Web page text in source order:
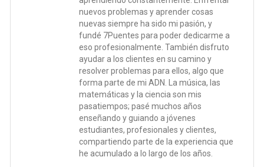
nuevos problemas y aprender cosas
nuevas siempre ha sido mi pasión, y
fundé 7Puentes para poder dedicarme a
eso profesionalmente. También disfruto
ayudar a los clientes en su camino y
resolver problemas para ellos, algo que
forma parte de mi ADN. La música, las
matemáticas y la ciencia son mis
pasatiempos; pasé muchos años
enseñando y guiando a jóvenes
estudiantes, profesionales y clientes,
compartiendo parte de la experiencia que
he acumulado a lo largo de los años.